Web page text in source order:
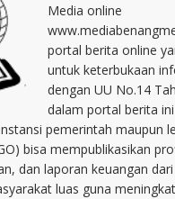
Media online
portal berita online
untuk keterbukaan
dengan UU No.14
dalam portal berita
pemerintah maupun
bisa mempublikasikan
dan laporan keuangan
luas guna